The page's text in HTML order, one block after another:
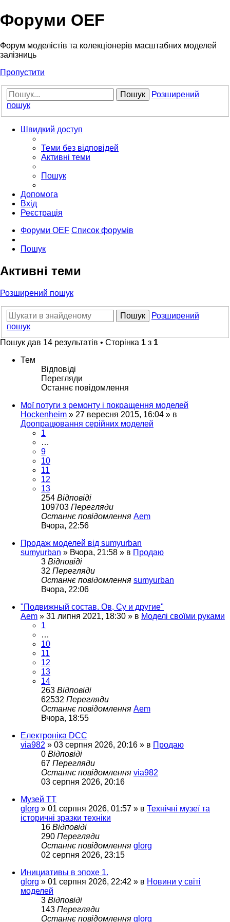
Форуми OEF
Форум моделістів та колекціонерів масштабних моделей
залізниць
Пропустити
Пошук
Розширений
пошук
Швидкий доступ
Теми без відповідей
Активні теми
Пошук
Допомога
Вхід
Реєстрація
Форуми OEF Список форумів
Пошук
Активні теми
Розширений пошук
Пошук
Розширений
пошук
Пошук дав 14 результатів • Сторінка 1 з 1
Тем
Відповіді
Перегляди
Останнє повідомлення
Мої потуги з ремонту і покращення моделей
Hockenheim » 27 вересня 2015, 16:04 » в
Доопрацювання серійних моделей
1
…
9
10
11
12
13
254 Відповіді
109703 Перегляди
Останнє повідомлення Aem
Вчора, 22:56
Продаж моделей від sumyurban
sumyurban » Вчора, 21:58 » в Продаю
3 Відповіді
32 Перегляди
Останнє повідомлення sumyurban
Вчора, 22:06
"Подвижный состав. Ов, Су и другие"
Aem » 31 липня 2021, 18:30 » в Моделі своїми руками
1
…
10
11
12
13
14
263 Відповіді
62532 Перегляди
Останнє повідомлення Aem
Вчора, 18:55
Електроніка DCC
via982 » 03 серпня 2026, 20:16 » в Продаю
0 Відповіді
67 Перегляди
Останнє повідомлення via982
03 серпня 2026, 20:16
Музей ТТ
glorg » 01 серпня 2026, 01:57 » в Технічні музеї та
історичні зразки техніки
16 Відповіді
290 Перегляди
Останнє повідомлення glorg
02 серпня 2026, 23:15
Инициативы в эпохе 1.
glorg » 01 серпня 2026, 22:42 » в Новини у світі
моделей
3 Відповіді
143 Перегляди
Останнє повідомлення glorg